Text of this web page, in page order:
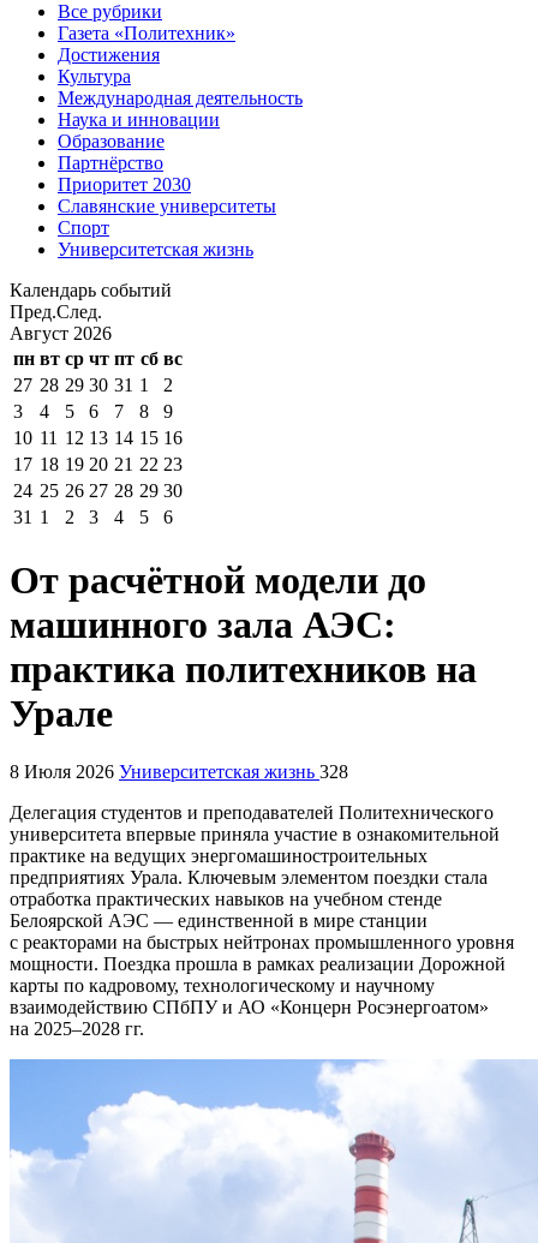
Все рубрики
Газета «Политехник»
Достижения
Культура
Международная деятельность
Наука и инновации
Образование
Партнёрство
Приоритет 2030
Славянские университеты
Спорт
Университетская жизнь
Календарь событий
Пред.След.
Август 2026
пн вт ср чт пт сб вс
27 28 29 30 31 1
2
3
4 5 6 7 8
9
10 11 12 13 14 15 16
17 18 19 20 21 22 23
24 25 26 27 28 29 30
31 1 2 3 4 5 6
От расчётной модели до
машинного зала АЭС:
практика политехников на
Урале
8 Июля 2026 Университетская жизнь 328
Делегация студентов и преподавателей Политехнического
университета впервые приняла участие в ознакомительной
практике на ведущих энергомашиностроительных
предприятиях Урала. Ключевым элементом поездки стала
отработка практических навыков на учебном стенде
Белоярской АЭС — единственной в мире станции
с реакторами на быстрых нейтронах промышленного уровня
мощности. Поездка прошла в рамках реализации Дорожной
карты по кадровому, технологическому и научному
взаимодействию СПбПУ и АО «Концерн Росэнергоатом»
на 2025–2028 гг.